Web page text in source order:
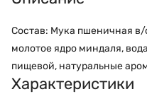
Состав: Мука пшеничная в/
молотое ядро миндаля,
пищевой, натуральные
Характеристики